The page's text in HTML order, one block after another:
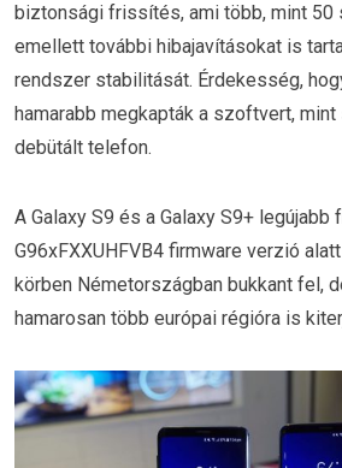
biztonsági frissítés, ami több, mint 50
emellett további hibajavításokat is
rendszer stabilitását. Érdekesség,
hamarabb megkapták a szoftvert,
debütált telefon.
A Galaxy S9 és a Galaxy S9+
G96xFXXUHFVB4 firmware verzió
körben Németországban bukkant fel,
hamarosan több európai régióra is